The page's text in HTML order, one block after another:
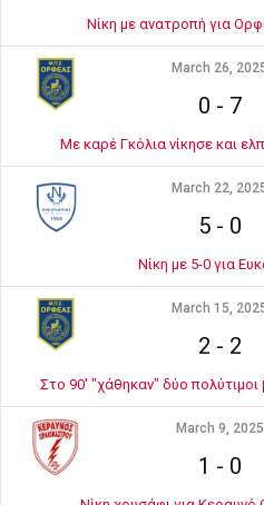
Νίκη με ανατροπή για
March 26,
0 - 7
Με καρέ Γκόλια νίκησε και
March 22,
5- 0
Νίκη με 5-0 για
March 15,
2 - 2
Στο 90' "χάθηκαν" δύο
March 9, 2025
1 - 0